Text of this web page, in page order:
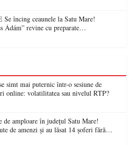
Ádám” revine cu preparate
și un jurat de renume
simt mai puternic într-o sesiune de
online: volatilitatea sau nivelul RTP?
de amploare în județul Satu Mare!
de amenzi și au lăsat 14 șoferi fără
zi